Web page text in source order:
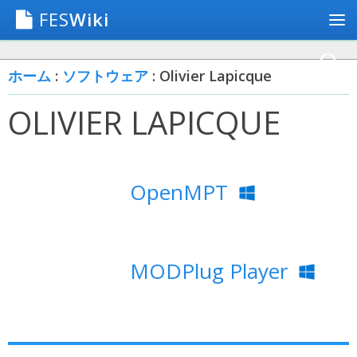
FESWiki
ホーム : ソフトウェア : Olivier Lapicque
OLIVIER LAPICQUE
OpenMPT
MODPlug Player